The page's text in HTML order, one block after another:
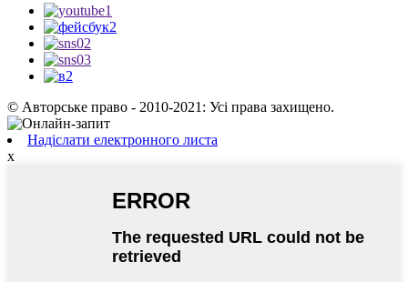
© Авторське право - 2010-2021: Усі права захищено.
Надіслати електронного листа
x